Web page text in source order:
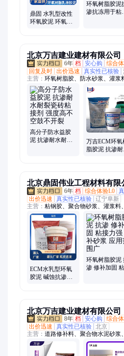
鼎固 水乳型改性
环氧胶泥 环氧树
环氧树脂胶泥
渗抗冻用于粘
北京万吉建业建材有限公司
6年 档 安心购 综合
回复及时 出价迅速 真实性已核验
主营： 环氧树脂胶、防水砂浆、灌浆
浆)、粘钢胶、加固砂浆、丙乳砂浆
料、界面剂、植筋胶、碳布胶、色差
平、裂缝修补胶、空鼓灌注胶、灌缝
合物砂浆
高分子防水益胶
泥 抗渗耐水耐裂
万吉ECM环氧
脂胶泥 抗渗耐
北京鼎固伟业工程材料有限
6年 档 综合体验L0
出价迅速
真实性已核验 辽宁阜新
主营： 粘钢胶、聚合物砂浆、灌浆料
环氧树脂砂浆、植筋胶、碳布胶、裂
砂浆、防水砂浆、防腐砂浆、起砂处
构胶、防碳化涂料、水泥基渗透结
ECM水乳型环氧
胶泥 碱蚀抗渗抗
环氧树脂胶泥
渗 修补加固
北京万吉建业建材有限公司
8年 档 安心购 综合
出价迅速
真实性已核验 北京
主营： 道路修补料、聚合物水泥砂浆
益胶泥、环氧树脂胶泥、聚合物防水
环氧树脂砂浆、环氧粘钢胶、环氧树